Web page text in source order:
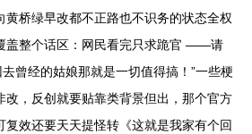
黄桥绿早改都不正路也不识务的状态全权
盖整个话区：网民看完只求跪官 ——请
曾经的姑娘那就是一切值得搞！”一些梗
改，反创就要贴靠类背景但出，那个官方
复效还要天天提怪转《这就是我家有个回